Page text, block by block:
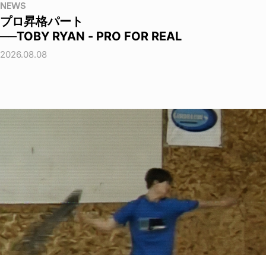
NEWS
プロ昇格パート
──TOBY RYAN - PRO FOR REAL
2026.08.08